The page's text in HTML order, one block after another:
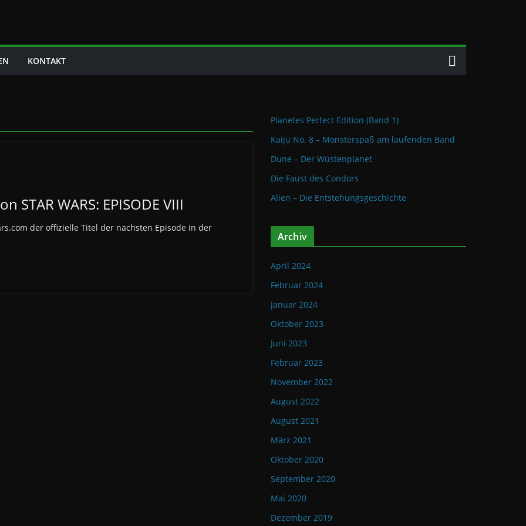
KONTAKT
STAR WARS: EPISODE VIII
der offizielle Titel der nächsten Episode in der
Planetes Perfect Edition (Band 1)
Kaiju No. 8 – Monsterspaß am laufenden Band
Dune – Der Wüstenplanet
Die Faust des Condors
Alien – Die Entstehungsgeschichte
Archiv
April 2024
Februar 2024
Januar 2024
Oktober 2023
Juni 2023
Februar 2023
November 2022
August 2022
August 2021
März 2021
Oktober 2020
September 2020
Mai 2020
Dezember 2019